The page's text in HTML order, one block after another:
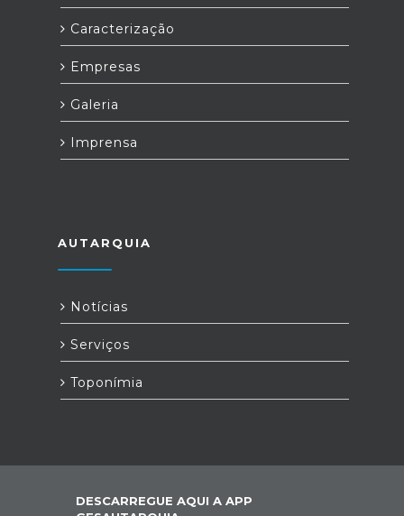
Caracterização
Empresas
Galeria
Imprensa
AUTARQUIA
Notícias
Serviços
Toponímia
DESCARREGUE AQUI A APP